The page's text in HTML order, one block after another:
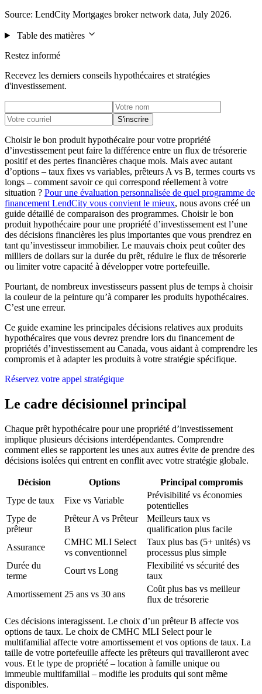
Source: LendCity Mortgages broker network data, July 2026.
Table des matières
Restez informé
Recevez les derniers conseils hypothécaires et stratégies
d'investissement.
S'inscrire
Choisir le bon produit hypothécaire pour votre propriété
d’investissement peut faire la différence entre un flux de trésorerie
positif et des pertes financières chaque mois. Mais avec autant
d’options – taux fixes vs variables, prêteurs A vs B, termes courts vs
longs – comment savoir ce qui correspond réellement à votre
situation ? Pour une évaluation personnalisée de quel programme de
financement LendCity vous convient le mieux, nous avons créé un
guide détaillé de comparaison des programmes. Choisir le bon
produit hypothécaire pour une propriété d’investissement est l’une
des décisions financières les plus importantes que vous prendrez en
tant qu’investisseur immobilier. Le mauvais choix peut coûter des
milliers de dollars sur la durée du prêt, réduire le flux de trésorerie
ou limiter votre capacité à développer votre portefeuille.
Pourtant, de nombreux investisseurs passent plus de temps à choisir
la couleur de la peinture qu’à comparer les produits hypothécaires.
C’est une erreur.
Ce guide examine les principales décisions relatives aux produits
hypothécaires que vous devrez prendre lors du financement de
propriétés d’investissement au Canada, vous aidant à comprendre les
compromis et à adapter les produits à votre stratégie spécifique.
Réservez votre appel stratégique
Le cadre décisionnel principal
Chaque prêt hypothécaire pour une propriété d’investissement
implique plusieurs décisions interdépendantes. Comprendre
comment elles se rapportent les unes aux autres évite de prendre des
décisions isolées qui entrent en conflit avec votre stratégie globale.
Décision Options
Principal compromis
Type de taux
Fixe vs Variable
Prévisibilité vs économies
potentielles
Type de
prêteur
Prêteur A vs Prêteur
B
Meilleurs taux vs
qualification plus facile
Assurance
CMHC MLI Select
vs conventionnel
Taux plus bas (5+ unités) vs
processus plus simple
Durée du
terme
Court vs Long
Flexibilité vs sécurité des
taux
Amortissement 25 ans vs 30 ans
Coût plus bas vs meilleur
flux de trésorerie
Ces décisions interagissent. Le choix d’un prêteur B affecte vos
options de taux. Le choix de CMHC MLI Select pour le
multifamilial affecte votre amortissement et vos options de taux. La
taille de votre portefeuille affecte les prêteurs qui travailleront avec
vous. Et le type de propriété – location à famille unique ou
immeuble multifamilial – modifie les produits qui sont même
disponibles.